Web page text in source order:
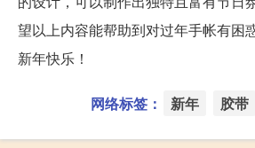
望以上内容能帮助到对过年手帐有困
新年快乐！
网络标签： 新年 胶带